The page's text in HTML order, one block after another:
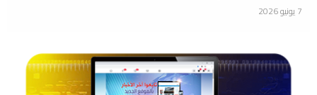
7 يونيو 2026